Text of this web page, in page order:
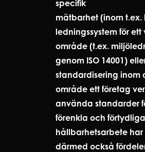
specifik
mätbarhet (inom t.ex.
ledningssystem för ett
område (t.ex.
genom ISO 14001)
standardisering inom
område ett företag
använda standarder
förenkla och
hållbarhetsarbete har
därmed också